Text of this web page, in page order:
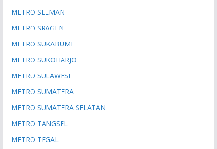
METRO SLEMAN
METRO SRAGEN
METRO SUKABUMI
METRO SUKOHARJO
METRO SULAWESI
METRO SUMATERA
METRO SUMATERA SELATAN
METRO TANGSEL
METRO TEGAL